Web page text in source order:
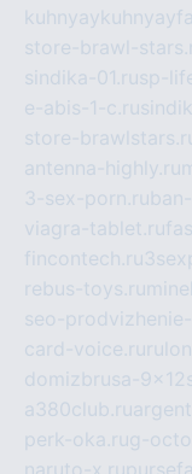
store-brawl-
sindika-01.rusp-
e-abis-1-c.ru
store-
antenna-highly.ru
3-sex-porn.ru
viagra-tablet.ru
fincontech.ru
rebus-toys.ru
seo-
card-voice.ru
domizbrusa-
a380club.ru
perk-oka.rug-
naruto-x.ru